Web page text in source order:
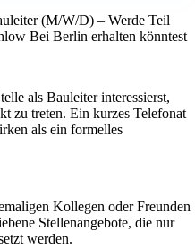
(M/W/D) – Werde Teil
Bei Berlin erhalten könntest
als Bauleiter interessierst,
zu treten. Ein kurzes Telefonat
als ein formelles
Kollegen oder Freunden
Stellenangebote, die nur
werden.